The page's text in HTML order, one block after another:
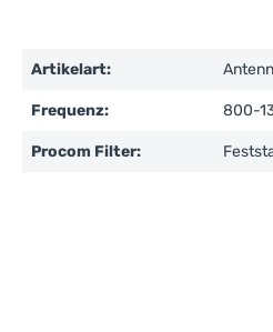
Artikelart:
Frequenz: 800-
Procom Filter: